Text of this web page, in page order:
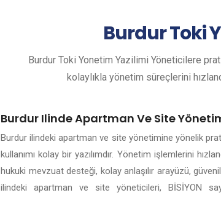
BurdurToki
Burdur Toki Yonetim Yazilimi Yöneticilere
kolaylıkla yönetim süreçlerini
Burdur Ilinde Apartman Ve Site
Burdur ilindeki apartman ve site yönetimine yönelik
kullanımı kolay bir yazılımdır. Yönetim işlemlerini
hukuki mevzuat desteği, kolay anlaşılır arayüzü,
ilindeki apartman ve site yöneticileri, BİSİYON